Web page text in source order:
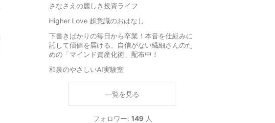
さなさえの麗しき投資ライフ
Higher Love 超意識のおはなし
下書きばかりの毎日から卒業！本音を仕組みに
託して価値を届ける。自信がない繊細さんのた
めの「マインド資産化術」配布中！
和泉のやさしいAI実験室
一覧を見る
フォロワー: 149 人